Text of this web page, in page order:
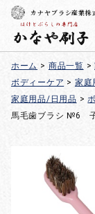
カナヤブラシ産業株
ホーム > 商品一覧 >
ボディーケア > 家庭
家庭用品/日用品 >
馬毛歯ブラシ